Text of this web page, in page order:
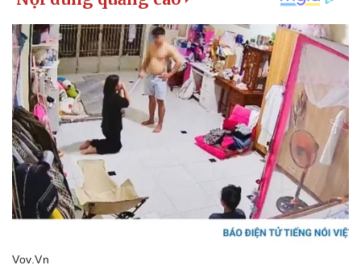
Thể thao
Bóng đá
Lịch thi đấu bóng đá
Thế giới thể thao
eSports
Hậu trường
Ô tô - Xe máy
Ô tô
Xe máy
Tư vấn